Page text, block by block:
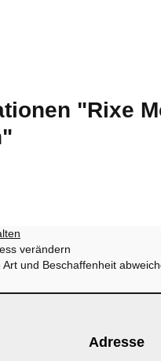
"Rixe
verändern
und Beschaffenheit
Adresse